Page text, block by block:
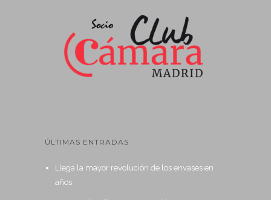
ÚLTIMAS ENTRADAS
Llega la mayor revolución de los envases en
años